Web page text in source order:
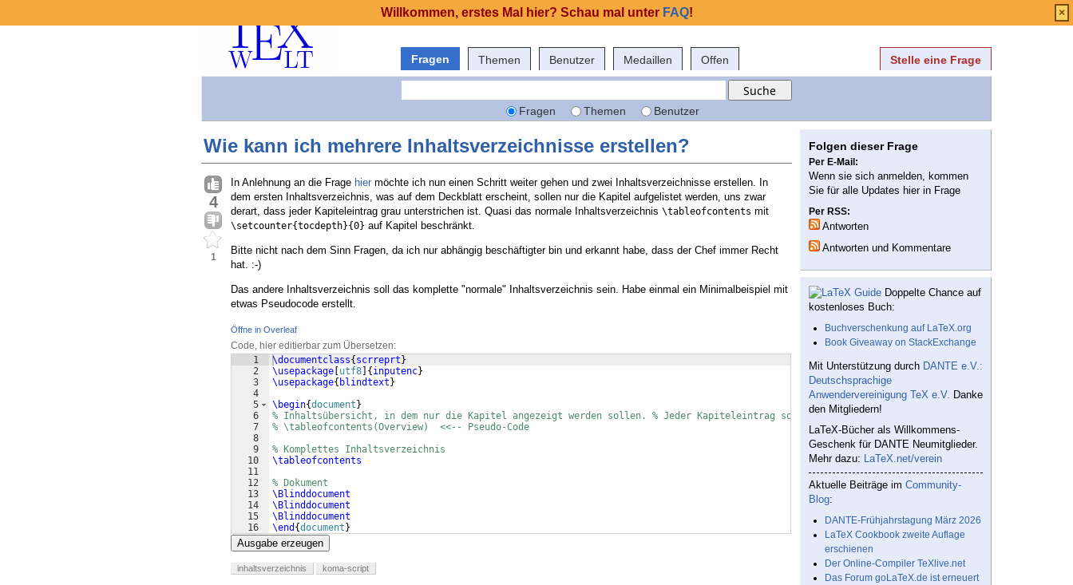
Fragen Themen Benutzer Medaillen Offen Stelle eine Frage
Fragen Themen Benutzer
Wie kann ich mehrere Inhaltsverzeichnisse erstellen?
4
1
In Anlehnung an die Frage hier möchte ich nun einen Schritt weiter gehen und zwei Inhaltsverzeichnisse erstellen. In
dem ersten Inhaltsverzeichnis, was auf dem Deckblatt erscheint, sollen nur die Kapitel aufgelistet werden, uns zwar
derart, dass jeder Kapiteleintrag grau unterstrichen ist. Quasi das normale Inhaltsverzeichnis \tableofcontents mit
\setcounter{tocdepth}{0} auf Kapitel beschränkt.
Bitte nicht nach dem Sinn Fragen, da ich nur abhängig beschäftigter bin und erkannt habe, dass der Chef immer Recht
hat. :-)
Das andere Inhaltsverzeichnis soll das komplette "normale" Inhaltsverzeichnis sein. Habe einmal ein Minimalbeispiel mit
etwas Pseudocode erstellt.
Öffne in Overleaf
Code, hier editierbar zum Übersetzen:
1
2
3
4
5
6
7
8
9
10
11
12
13
14
15
16
\documentclass{ scrreprt }
\usepackage utf8 { inputenc}
\usepackage{ blindtext }
\begin{document }
% Inhaltsübersicht, in dem nur die Kapitel angezeigt werden sollen. % Jeder Kapiteleintrag soll grau unterstrichen sein.
% \tableofcontents(Overview)  <<-- Pseudo-Code
% Komplettes Inhaltsverzeichnis
\tableofcontents
% Dokument
\Blinddocument
\Blinddocument
\Blinddocument
\end {document }
Ausgabe erzeugen
inhaltsverzeichnis koma-script
Folgen dieser Frage
Per E-Mail:
Wenn sie sich anmelden, kommen
Sie für alle Updates hier in Frage
Per RSS:
Antworten
Antworten und Kommentare
Doppelte Chance auf
kostenloses Buch:
Buchverschenkung auf LaTeX.org
Book Giveaway on StackExchange
Mit Unterstützung durch DANTE e.V.:
Deutschsprachige
Anwendervereinigung TeX e.V. Danke
den Mitgliedern!
LaTeX-Bücher als Willkommens-
Geschenk für DANTE Neumitglieder.
Mehr dazu: LaTeX.net/verein
Aktuelle Beiträge im Community-
Blog:
DANTE-Frühjahrstagung März 2026
LaTeX Cookbook zweite Auflage
erschienen
Der Online-Compiler TeXlive.net
Das Forum goLaTeX.de ist erneuert
Willkommen, erstes Mal hier? Schau mal unter FAQ! ×